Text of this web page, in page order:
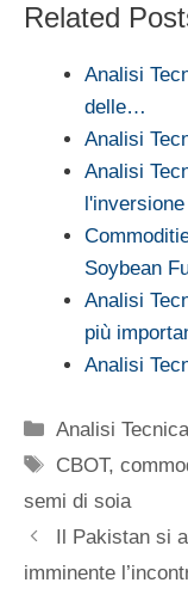
Related
Analisi
delle…
Analisi
Analisi
l'inversione
Soybean
Analisi
più
Analisi
Categorie
Analisi Tecnica
Tag
CBOT,
semi di soia
Il Pakistan si
imminente